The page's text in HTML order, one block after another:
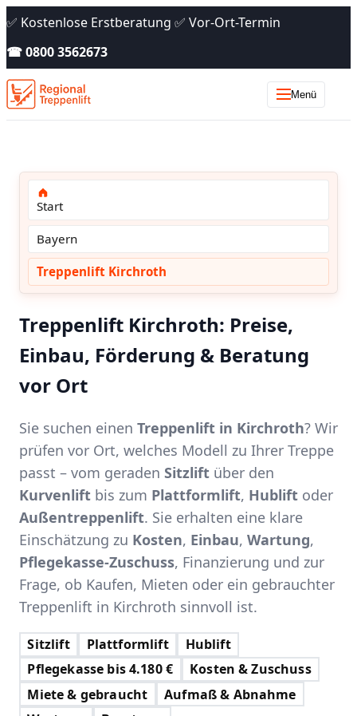
✅ Kostenlose Erstberatung ✅ Vor-Ort-Termin
☎ 0800 3562673
Menü
Start
Bayern
Treppenlift Kirchroth
Treppenlift Kirchroth: Preise,
Einbau, Förderung & Beratung
vor Ort
Sie suchen einen Treppenlift in Kirchroth? Wir
prüfen vor Ort, welches Modell zu Ihrer Treppe
passt – vom geraden Sitzlift über den
Kurvenlift bis zum Plattformlift, Hublift oder
Außentreppenlift. Sie erhalten eine klare
Einschätzung zu Kosten, Einbau, Wartung,
Pflegekasse-Zuschuss, Finanzierung und zur
Frage, ob Kaufen, Mieten oder ein gebrauchter
Treppenlift in Kirchroth sinnvoll ist.
Sitzlift Plattformlift
Hublift
Pflegekasse bis 4.180 €
Kosten & Zuschuss
Miete & gebraucht
Aufmaß & Abnahme